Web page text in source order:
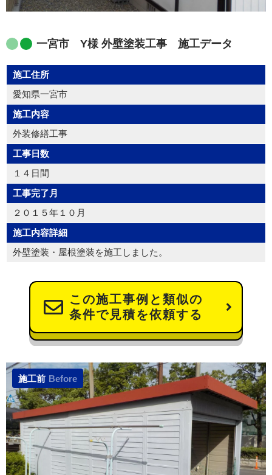
一宮市 Y様 外壁塗装工事 施工データ
施工住所
愛知県一宮市
施工内容
外装修繕工事
工事日数
１４日間
工事完了月
２０１５年１０月
施工内容詳細
外壁塗装・屋根塗装を施工しました。
この施工事例と類似の
条件で見積を依頼する
施工前 Before